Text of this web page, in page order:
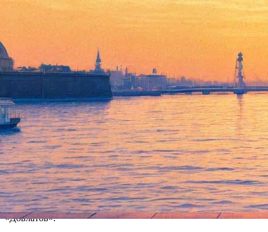
Версия для печати
Во Всероссийском музее А.С. Пушкина прошло вручение
художественной премии «Петрополь». В этом году среди ее
лауреатов президент СПбГУ Людмила Вербицкая — «за
неоценимый вклад в сохранение российской культуры»,
кинорежиссер Отар Иоселиани — «за выдающийся вклад в
развитие мирового кинематографа», художественный
руководитель петербургской Филармонии Юрий Темирканов
— «за создание фестиваля «Площадь Искусств» и
неоценимый вклад в развитие мировой музыкальной
культуры», историк Лев Лурье — «за реконструкцию
исторической правды в книгах и телепрограммах разных лет»,
кинорежиссер Алексей Герман — за создание фильма
«Довлатов».